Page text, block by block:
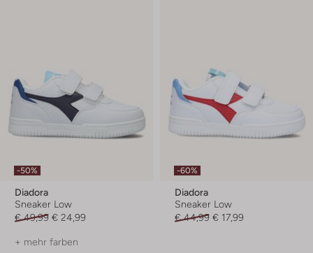
-50%
Diadora
Sneaker Low
€ 49,99 € 24,99
+ mehr farben
-60%
Diadora
Sneaker Low
€ 44,99 € 17,99